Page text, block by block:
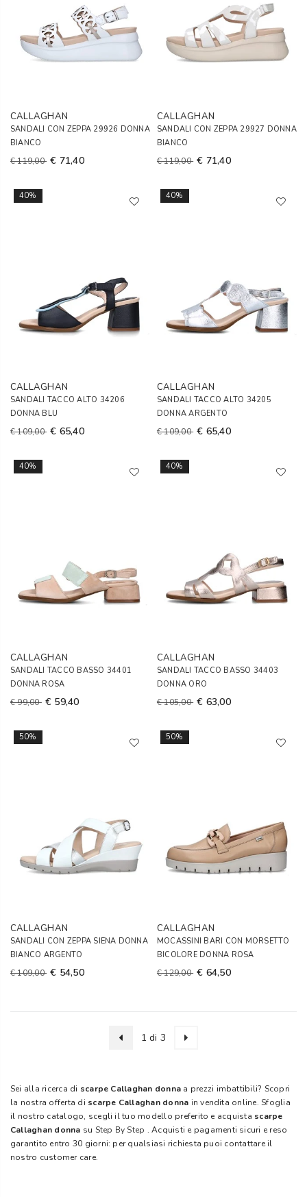
CALLAGHAN
SANDALI CON ZEPPA 29926 DONNA
BIANCO
€ 119,00 € 71,40
CALLAGHAN
SANDALI CON ZEPPA 29927 DONNA
BIANCO
€ 119,00 € 71,40
40%
CALLAGHAN
SANDALI TACCO ALTO 34206
DONNA BLU
€ 109,00 € 65,40
40%
CALLAGHAN
SANDALI TACCO ALTO 34205
DONNA ARGENTO
€ 109,00 € 65,40
40%
CALLAGHAN
SANDALI TACCO BASSO 34401
DONNA ROSA
€ 99,00 € 59,40
40%
CALLAGHAN
SANDALI TACCO BASSO 34403
DONNA ORO
€ 105,00 € 63,00
50%
CALLAGHAN
SANDALI CON ZEPPA SIENA DONNA
BIANCO ARGENTO
€ 109,00 € 54,50
50%
CALLAGHAN
MOCASSINI BARI CON MORSETTO
BICOLORE DONNA ROSA
€ 129,00 € 64,50
1 di 3
Sei alla ricerca di scarpe Callaghan donna a prezzi imbattibili? Scopri
la nostra offerta di scarpe Callaghan donna in vendita online. Sfoglia
il nostro catalogo, scegli il tuo modello preferito e acquista scarpe
Callaghan donna su Step By Step . Acquisti e pagamenti sicuri e reso
garantito entro 30 giorni: per qualsiasi richiesta puoi contattare il
nostro customer care.